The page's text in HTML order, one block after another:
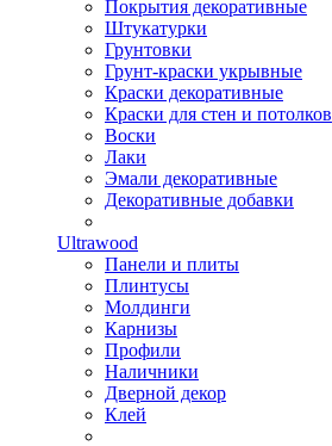
Покрытия декоративные
Штукатурки
Грунтовки
Грунт-краски укрывные
Краски декоративные
Краски для стен и потолков
Воски
Лаки
Эмали декоративные
Декоративные добавки
Ultrawood
Панели и плиты
Плинтусы
Молдинги
Карнизы
Профили
Наличники
Дверной декор
Клей